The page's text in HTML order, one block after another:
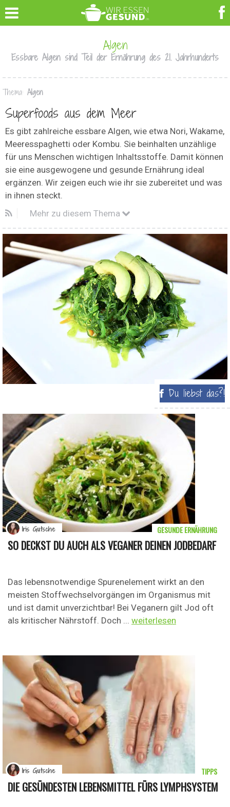
Algen
Essbare Algen sind Teil der Ernährung des 21. Jahrhunderts
Thema: Algen
Superfoods aus dem Meer
Es gibt zahlreiche essbare Algen, wie etwa Nori, Wakame,
Meeresspaghetti oder Kombu. Sie beinhalten unzählige
für uns Menschen wichtigen Inhaltsstoffe. Damit können
sie eine ausgewogene und gesunde Ernährung ideal
ergänzen. Wir zeigen euch wie ihr sie zubereitet und was
in ihnen steckt.
Mehr zu diesem Thema
Du liebst das?!
SO DECKST DU AUCH ALS VEGANER DEINEN JODBEDARF
Das lebensnotwendige Spurenelement wirkt an den
meisten Stoffwechselvorgängen im Organismus mit
und ist damit unverzichtbar! Bei Veganern gilt Jod oft
als kritischer Nährstoff. Doch ... weiterlesen
GESUNDE ERNÄHRUNG
Iris Gutsche
DIE GESÜNDESTEN LEBENSMITTEL FÜRS LYMPHSYSTEM
TIPPS
Iris Gutsche